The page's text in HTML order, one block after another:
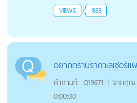
VIEWS 1833
อยากทราบราคาเลเซอร์
คำถามที่: Q19671 | จากคุณ
0:00:00